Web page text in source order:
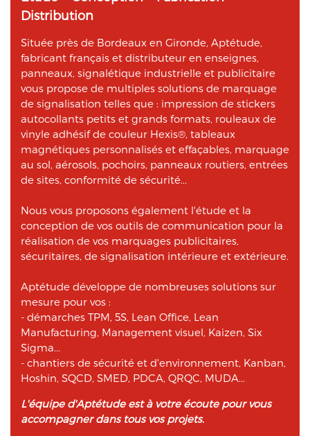
Distribution
Située près de Bordeaux en Gironde, Aptétude,
fabricant français et distributeur en enseignes,
panneaux, signalétique industrielle et publicitaire
vous propose de multiples solutions de marquage
de signalisation telles que : impression de stickers
autocollants petits et grands formats, rouleaux de
vinyle adhésif de couleur Hexis®, tableaux
magnétiques personnalisés et effaçables, marquage
au sol, aérosols, pochoirs, panneaux routiers, entrées
de sites, conformité de sécurité...
Nous vous proposons également l'étude et la
conception de vos outils de communication pour la
réalisation de vos marquages publicitaires,
sécuritaires, de signalisation intérieure et extérieure.
Aptétude développe de nombreuses solutions sur
mesure pour vos :
- démarches TPM, 5S, Lean Office, Lean
Manufacturing, Management visuel, Kaizen, Six
Sigma...
- chantiers de sécurité et d'environnement, Kanban,
Hoshin, SQCD, SMED, PDCA, QRQC, MUDA...
L'équipe d'Aptétude est à votre écoute pour vous
accompagner dans tous vos projets.